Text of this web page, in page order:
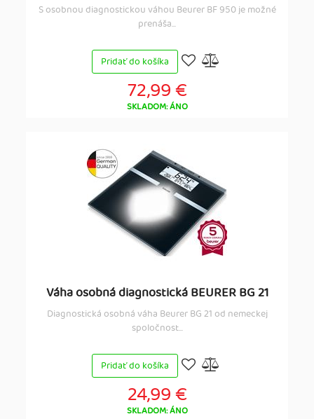
S osobnou diagnostickou váhou Beurer BF 950 je možné
prenáša...
Pridať do košíka
72,99 €
SKLADOM: ÁNO
Váha osobná diagnostická BEURER BG 21
Diagnostická osobná váha Beurer BG 21 od nemeckej
spoločnost...
Pridať do košíka
24,99 €
SKLADOM: ÁNO